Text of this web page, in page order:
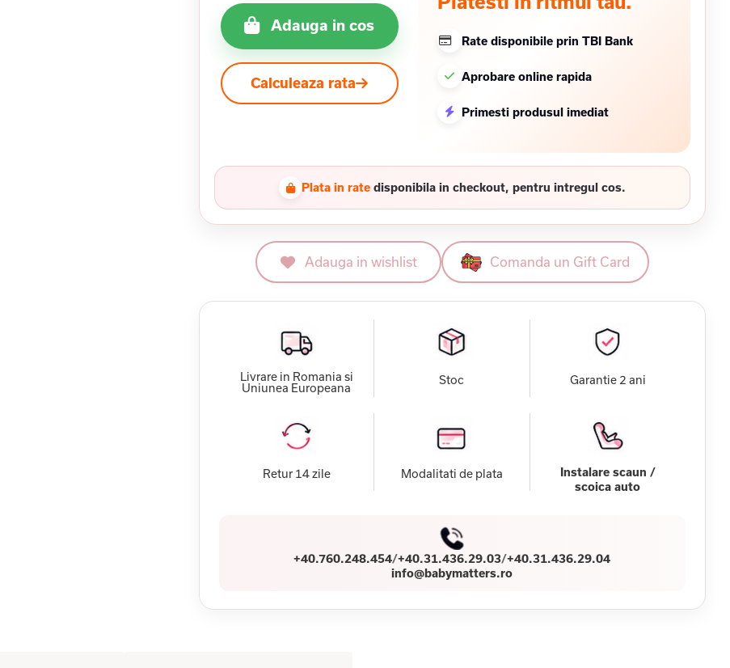
Adauga in cos
Calculeaza rata
Rate disponibile prin TBI Bank
Aprobare online rapida
Primesti produsul imediat
Plata in rate disponibila in checkout, pentru intregul cos.
Adauga in wishlist Comanda un Gift Card
Livrare in Romania si
Uniunea Europeana
Stoc Garantie 2 ani
Retur 14 zile Modalitati de plata
Instalare scaun /
scoica auto
+40.760.248.454/+40.31.436.29.03/+40.31.436.29.04
info@babymatters.ro